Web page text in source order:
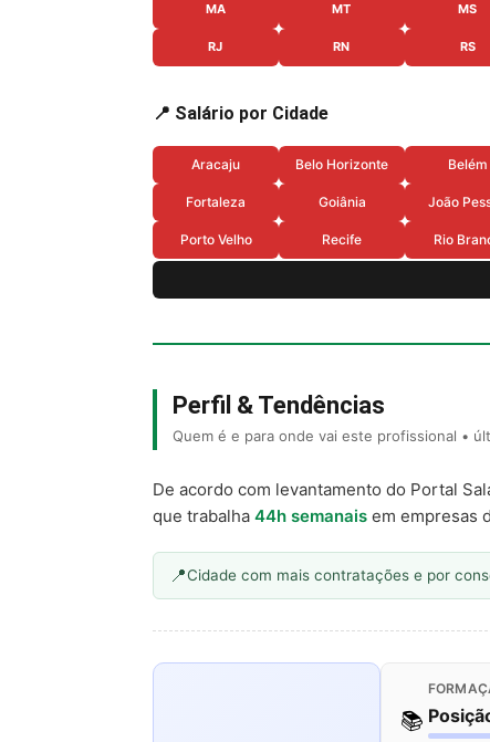
MA MT MS
RJ RN RS
📍 Salário por Cidade
Aracaju Belo Horizonte Belém
Fortaleza Goiânia João
Porto Velho Recife Rio
Perfil & Tendências
Quem é e para onde vai este profissional •
De acordo com levantamento do Portal
que trabalha 44h semanais em empresas
Cidade com mais contratações e por
📚